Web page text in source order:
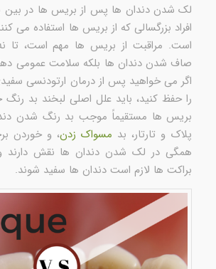
لک شدن دندان ها پس از بریس ها در بین
افراد بزرگسالی که از بریس ها استفاده می
است. مراقبت از بریس ها مهم است، تا نه
صاف شدن دندان ها بلکه سلامت عمومی
اگر می خواهید پس از درمان ارتودنسی
را حفظ کنید، باید علل اصلی لبخند بد رنگ
بریس ها مستقیماً موجب بد رنگ شدن
پلاک و تارتار، بد مسواک زدن، و خوردن
همگی در لک شدن دندان ها نقش دارند
براکت ها لازم است دندان ها سفید شوند.